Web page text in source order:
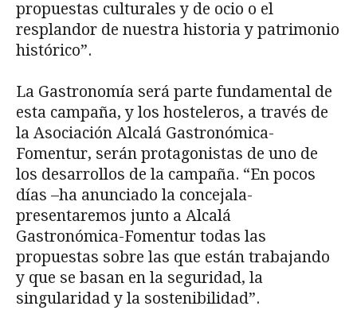
propuestas culturales y de ocio o el
resplandor de nuestra historia y patrimonio
histórico”.
La Gastronomía será parte fundamental de
esta campaña, y los hosteleros, a través de
la Asociación Alcalá Gastronómica-
Fomentur, serán protagonistas de uno de
los desarrollos de la campaña. “En pocos
días –ha anunciado la concejala-
presentaremos junto a Alcalá
Gastronómica-Fomentur todas las
propuestas sobre las que están trabajando
y que se basan en la seguridad, la
singularidad y la sostenibilidad”.